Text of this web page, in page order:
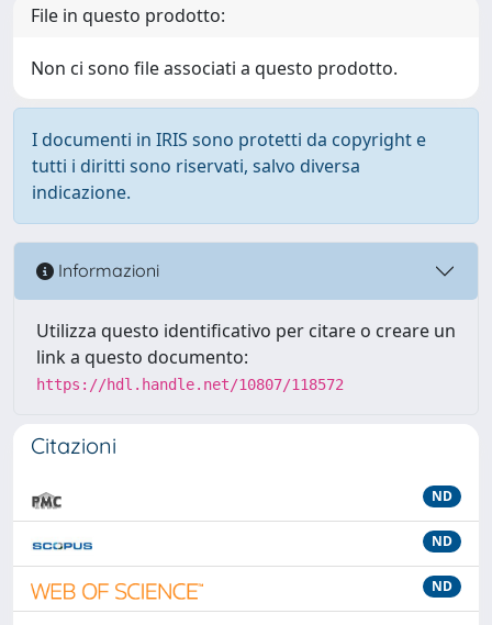
File in questo prodotto:
Non ci sono file associati a questo prodotto.
I documenti in IRIS sono protetti da copyright e
tutti i diritti sono riservati, salvo diversa
indicazione.
Informazioni
Utilizza questo identificativo per citare o creare un
link a questo documento:
https://hdl.handle.net/10807/118572
Citazioni
ND
ND
ND